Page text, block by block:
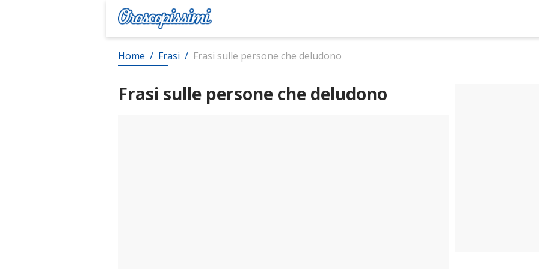
Home / Frasi / Frasi sulle persone che deludono
Frasi sulle persone che deludono